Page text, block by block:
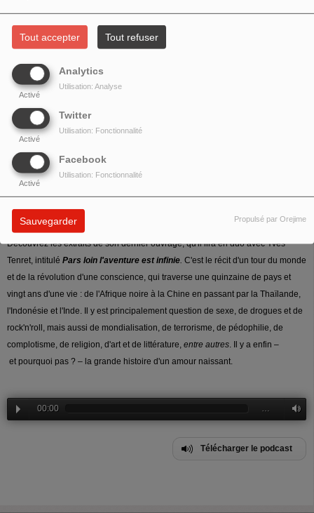
Tout accepter Tout refuser
Analytics
Activé
Utilisation: Analyse
Twitter
Activé
Utilisation: Fonctionnalité
Facebook
Activé
Utilisation: Fonctionnalité
Sauvegarder Propulsé par Orejime
Frédéric Gournay est né en 1969 et vit à Paris. Il a déjà publié sept livres aux
éditions de l'Irrémissible, quatre romans et trois recueils de textes, dont
beaucoup sont parus dans la presse ou sur Internet.
Découvrez les extraits de son dernier ouvrage, qu'il lira en duo avec Yves
Tenret, intitulé Pars loin l'aventure est infinie C'est le récit d'un tour du monde
et de la révolution d'une conscience, qui traverse une quinzaine de pays et
vingt ans d'une vie : de l'Afrique noire à la Chine en passant par la Thaïlande,
l'Indonésie et l'Inde. Il y est principalement question de sexe, de drogues et de
rock'n'roll, mais aussi de mondialisation, de terrorisme, de pédophilie, de
complotisme, de religion, d'art et de littérature, entre autres . Il y a enfin –
et pourquoi pas ? – la grande histoire d'un amour naissant.
00:00
Télécharger le podcast